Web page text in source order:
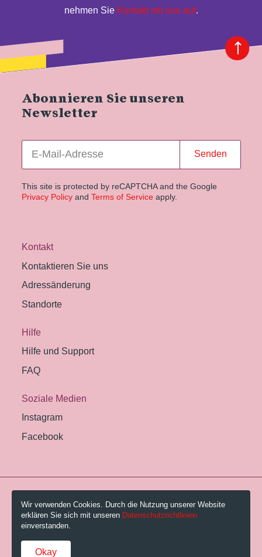
nehmen Sie Kontakt mit uns auf.
Abonnieren Sie unseren
Newsletter
Senden
This site is protected by reCAPTCHA and the Google
Privacy Policyand Terms of Service apply.
Kontakt
Kontaktieren Sie uns
Adressänderung
Standorte
Hilfe
Hilfe und Support
FAQ
Soziale Medien
Instagram
Facebook
© 2026 Pestalozzi-Bibliothek Zürich.
Impressum
Gebühren und AGB
Wir verwenden Cookies. Durch die Nutzung unserer Website
erklären Sie sich mit unseren Datenschutzrichtlinien
einverstanden.
Okay